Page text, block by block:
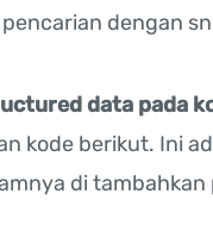
dengan
data pada
kode berikut. Ini
di